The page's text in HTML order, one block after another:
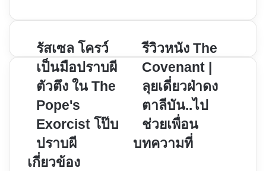
รัส
เซล
โค
รว์
เป็น
มือ
ผี
ตัว
รัสเซล โครว์
เป็นมือปราบผี
ตัวตึง ใน The
Pope's
Exorcist โป๊บ
ปราบผี
รีวิว
หนัง
The
Covenant
|
ลุย
ฝ่า
รีวิวหนัง The
Covenant |
ลุยเดี่ยวฝ่าดง
ตาลีบัน..ไป
ช่วยเพื่อน
บทความที่
เกี่ยวข้อง